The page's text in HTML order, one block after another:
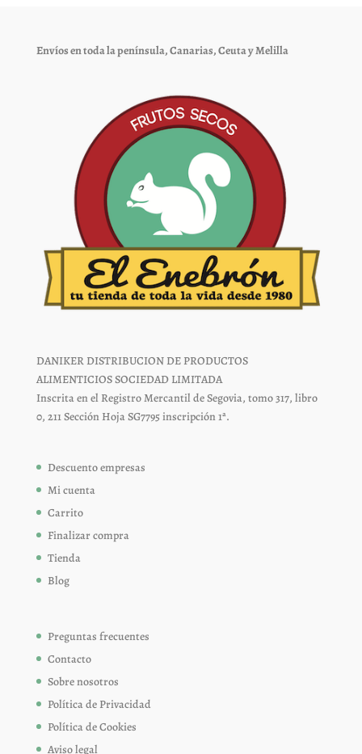
elegir
página
de
Envíos en toda la península, Canarias, Ceuta y Melilla
DANIKER DISTRIBUCION DE PRODUCTOS
ALIMENTICIOS SOCIEDAD LIMITADA
Inscrita en el Registro Mercantil de Segovia, tomo 317, libro
0, 211 Sección Hoja SG7795 inscripción 1ª.
Descuento empresas
Mi cuenta
Carrito
Finalizar compra
Tienda
Blog
Preguntas frecuentes
Contacto
Sobre nosotros
Política de Privacidad
Política de Cookies
Aviso legal